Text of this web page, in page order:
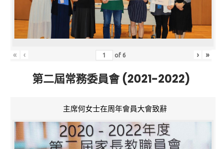
« ‹ of 6 › »
第二屆常務委員會 (2021-2022)
主席何女士在周年會員大會致辭